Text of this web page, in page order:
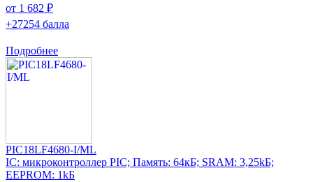
от 1 682 ₽
+27254 балла
Подробнее
PIC18LF4680-I/ML
IC: микроконтроллер PIC; Память: 64кБ; SRAM: 3,25kБ;
EEPROM: 1kБ